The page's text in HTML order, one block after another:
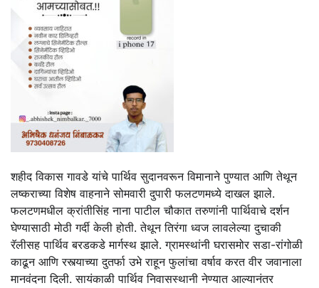
शहीद विकास गावडे यांचे पार्थिव सुदानवरून विमानाने पुण्यात आणि तेथून
लष्कराच्या विशेष वाहनाने सोमवारी दुपारी फलटणमध्ये दाखल झाले.
फलटणमधील क्रांतीसिंह नाना पाटील चौकात तरुणांनी पार्थिवाचे दर्शन
घेण्यासाठी मोठी गर्दी केली होती. तेथून तिरंगा ध्वज लावलेल्या दुचाकी
रॅलीसह पार्थिव बरडकडे मार्गस्थ झाले. ग्रामस्थांनी घरासमोर सडा-रांगोळी
काढून आणि रस्त्याच्या दुतर्फा उभे राहून फुलांचा वर्षाव करत वीर जवानाला
मानवंदना दिली. सायंकाळी पार्थिव निवासस्थानी नेण्यात आल्यानंतर